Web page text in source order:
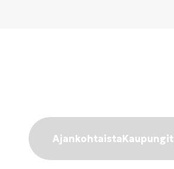
AjankohtaistaKaupungit